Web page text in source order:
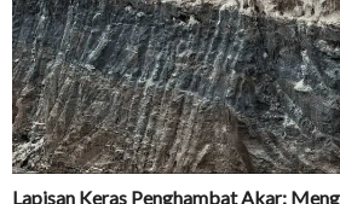
Lapisan Keras Penghambat Akar: